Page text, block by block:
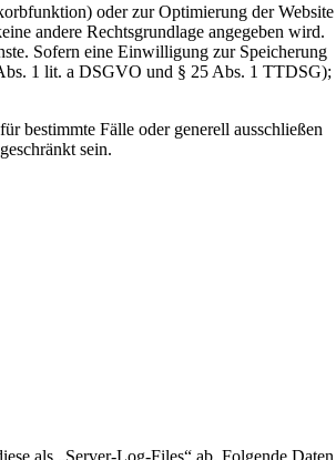
oder zur Optimierung der Website
andere Rechtsgrundlage angegeben wird.
Sofern eine Einwilligung zur Speicherung
1 lit. a DSGVO und § 25 Abs. 1 TTDSG);
bestimmte Fälle oder generell ausschließen
sein.
als „Server-Log-Files“ ab. Folgende Daten